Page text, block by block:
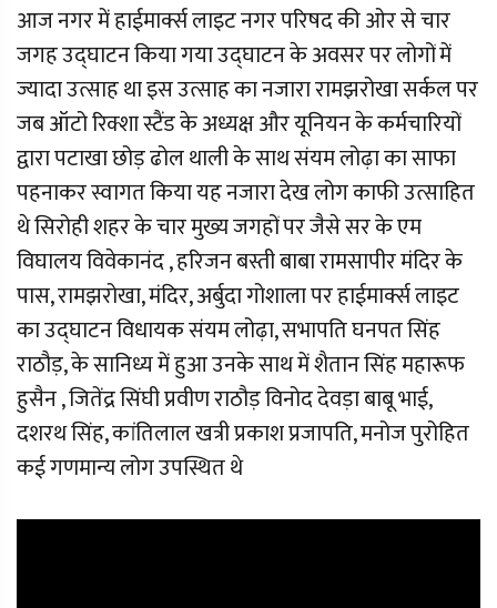
आज नगर में हाईमार्क्स लाइट नगर परिषद की ओर से चार
जगह उद्घाटन किया गया उद्घाटन के अवसर पर लोगों में
ज्यादा उत्साह था इस उत्साह का नजारा रामझरोखा सर्कल पर
जब ऑटो रिक्शा स्टैंड के अध्यक्ष और यूनियन के कर्मचारियों
द्वारा पटाखा छोड़ ढोल थाली के साथ संयम लोढ़ा का साफा
पहनाकर स्वागत किया यह नजारा देख लोग काफी उत्साहित
थे सिरोही शहर के चार मुख्य जगहों पर जैसे सर के एम
विघालय विवेकानंद , हरिजन बस्ती बाबा रामसापीर मंदिर के
पास, रामझरोखा, मंदिर, अर्बुदा गोशाला पर हाईमार्क्स लाइट
का उद्घाटन विधायक संयम लोढ़ा, सभापति घनपत सिंह
राठौड़, के सानिध्य में हुआ उनके साथ में शैतान सिंह महारूफ
हुसैन , जितेंद्र सिंघी प्रवीण राठौड़ विनोद देवड़ा बाबू भाई,
दशरथ सिंह, कांतिलाल खत्री प्रकाश प्रजापति, मनोज पुरोहित
कई गणमान्य लोग उपस्थित थे